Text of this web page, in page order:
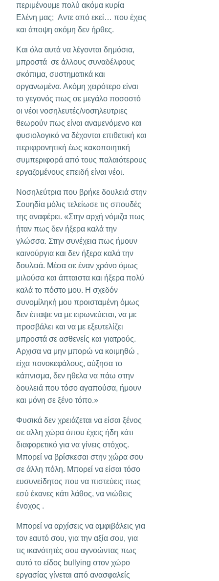
περιμένουμε πολύ ακόμα κυρία
Ελένη μας; Αντε από εκεί… που έχεις
και άποψη ακόμη δεν ήρθες.
Και όλα αυτά να λέγονται δημόσια,
μπροστά σε άλλους συναδέλφους
σκόπιμα, συστηματικά και
οργανωμένα. Ακόμη χειρότερο είναι
το γεγονός πως σε μεγάλο ποσοστό
οι νέοι νοσηλευτές/νοσηλευτριες
θεωρούν πως είναι αναμενόμενο και
φυσιολογικό να δέχονται επιθετική και
περιφρονητική έως κακοποιητική
συμπεριφορά από τους παλαιότερους
εργαζομένους επειδή είναι νέοι.
Νοσηλεύτρια που βρήκε δουλειά στην
Σουηδία μόλις τελείωσε τις σπουδές
της αναφέρει. «Στην αρχή νόμιζα πως
ήταν πως δεν ήξερα καλά την
γλώσσα. Στην συνέχεια πως ήμουν
καινούργια και δεν ήξερα καλά την
δουλειά. Μέσα σε έναν χρόνο όμως
μιλούσα και άπταιστα και ήξερα πολύ
καλά το πόστο μου. Η σχεδόν
συνομίληκή μου προισταμένη όμως
δεν έπαψε να με ειρωνεύεται, να με
προσβάλει και να με εξευτελίζει
μπροστά σε ασθενείς και γιατρούς.
Αρχισα να μην μπορώ να κοιμηθώ ,
είχα πονοκεφάλους, αύξησα το
κάπνισμα, δεν ηθελα να πάω στην
δουλειά που τόσο αγαπούσα, ήμουν
και μόνη σε ξένο τόπο.»
Φυσικά δεν χρειάζεται να είσαι ξένος
σε αλλη χώρα όπου έχεις ήδη κάτι
διαφορετικό για να γίνεις στόχος.
Μπορεί να βρίσκεσαι στην χώρα σου
σε άλλη πόλη. Μπορεί να είσαι τόσο
ευσυνείδητος που να πιστεύεις πως
εσύ έκανες κάτι λάθος, να νιώθεις
ένοχος .
Μπορεί να αρχίσεις να αμφιβάλεις για
τον εαυτό σου, για την αξία σου, για
τις ικανότητές σου αγνοώντας πως
αυτό το είδος bullying στον χώρο
εργασίας γίνεται από ανασφαλείς